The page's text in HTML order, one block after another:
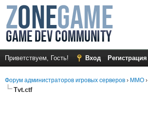
Приветствуем, Гость! Вход Регистрация
Форум администраторов игровых серверов › MMO ›
Tvt.ctf